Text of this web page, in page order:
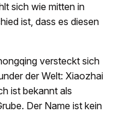
sich wie mitten in
ist, dass es diesen
versteckt sich
der Welt: Xiaozhai
ist bekannt als
Der Name ist kein